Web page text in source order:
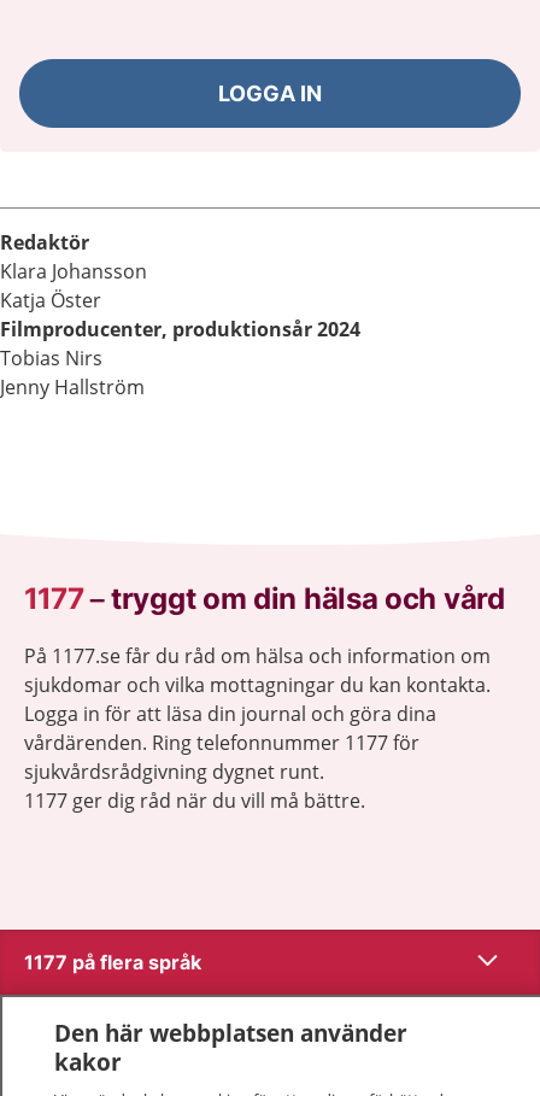
LOGGA IN
Redaktör
Klara Johansson
Katja Öster
Filmproducenter, produktionsår 2024
Tobias Nirs
Jenny Hallström
1177–tryggt om din hälsa och vård
På 1177.se får du råd om hälsa och information om
sjukdomar och vilka mottagningar du kan kontakta.
Logga in för att läsa din journal och göra dina
vårdärenden. Ring telefonnummer 1177 för
sjukvårdsrådgivning dygnet runt.
1177 ger dig råd när du vill må bättre.
1177 på flera språk Visa
Om 1177
Den här webbplatsen använder
kakor